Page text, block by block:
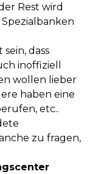
Rest wird
dass
inoffiziell
wollen lieber
haben eine
etc..
zu fragen,